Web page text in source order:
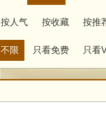
按人气 按收藏 按推
不限 只看免费 只看